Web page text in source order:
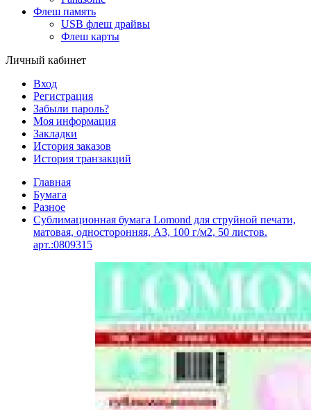
Флеш память
USB флеш драйвы
Флеш карты
Личный кабинет
Вход
Регистрация
Забыли пароль?
Моя информация
Закладки
История заказов
История транзакций
Главная
Бумага
Разное
Сублимационная бумага Lomond для струйной печати,
матовая, односторонняя, А3, 100 г/м2, 50 листов.
арт.:0809315